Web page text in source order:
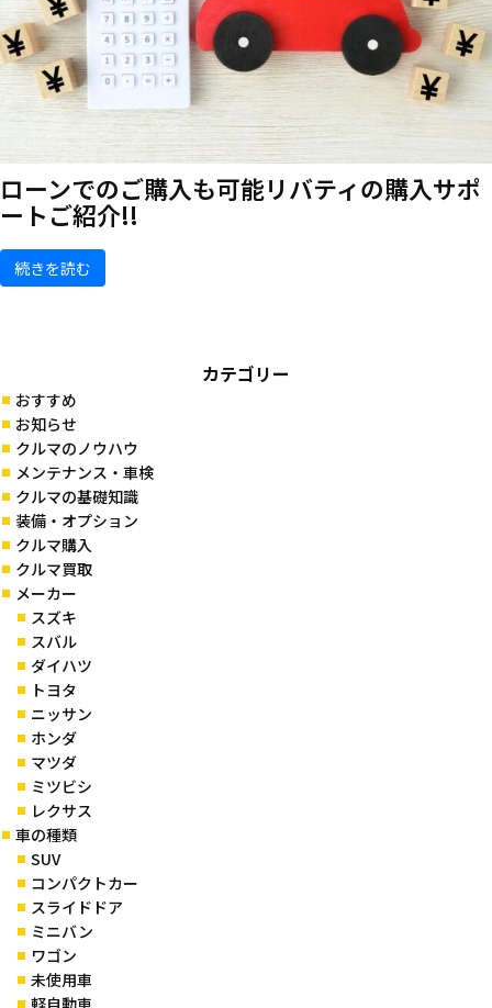
ローンでのご購入も可能リバティの購入サポ
ートご紹介!!
続きを読む
カテゴリー
おすすめ
お知らせ
クルマのノウハウ
メンテナンス・車検
クルマの基礎知識
装備・オプション
クルマ購入
クルマ買取
メーカー
スズキ
スバル
ダイハツ
トヨタ
ニッサン
ホンダ
マツダ
ミツビシ
レクサス
車の種類
SUV
コンパクトカー
スライドドア
ミニバン
ワゴン
未使用車
軽自動車